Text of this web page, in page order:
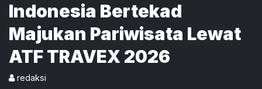
Indonesia Bertekad
Majukan Pariwisata Lewat
ATF TRAVEX 2026
redaksi